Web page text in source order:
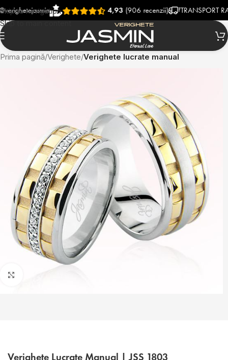
Skip to navigation
Skip to main content
4,93(906 recenzii) TRANSPORT RAPID
Prima pagină Verighete Verighete lucrate manual
Verighete Lucrate Manual | JSS 1803